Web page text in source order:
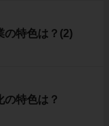
の特色は？(2)
の特色は？